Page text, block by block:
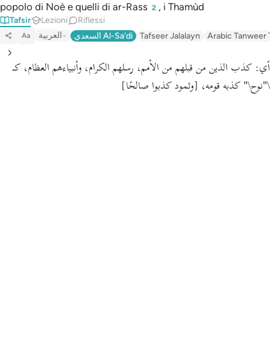
popolo di Noè e quelli di ar-Rass 2 , i Thamùd
Tafsir Lezioni Riflessi
Aa العربية السعدي Al-Sa'di Tafseer Jalalayn Arabic Tanweer
أي: كذب الذين من قبلهم من الأمم، رسلهم الكرام، وأنبياءهم العظام، كـ
\"نوح\" كذبه قومه، [وثمود كذبوا صالحًا]